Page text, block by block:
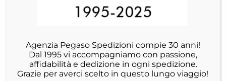
Agenzia Pegaso Spedizioni compie 30 anni!
Dal 1995 vi accompagniamo con passione,
affidabilità e dedizione in ogni spedizione.
Grazie per averci scelto in questo lungo viaggio!